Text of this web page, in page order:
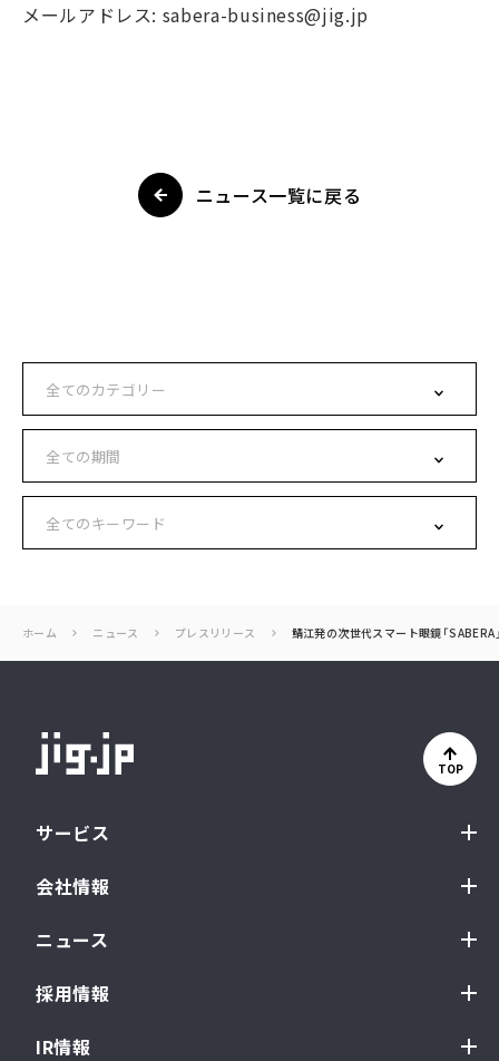
メールアドレス: sabera-business@jig.jp
ニュース一覧に戻る
ホーム ニュース プレスリリース 鯖江発の次世代スマート眼鏡「
サービス
会社情報
ニュース
採用情報
IR情報
TOP